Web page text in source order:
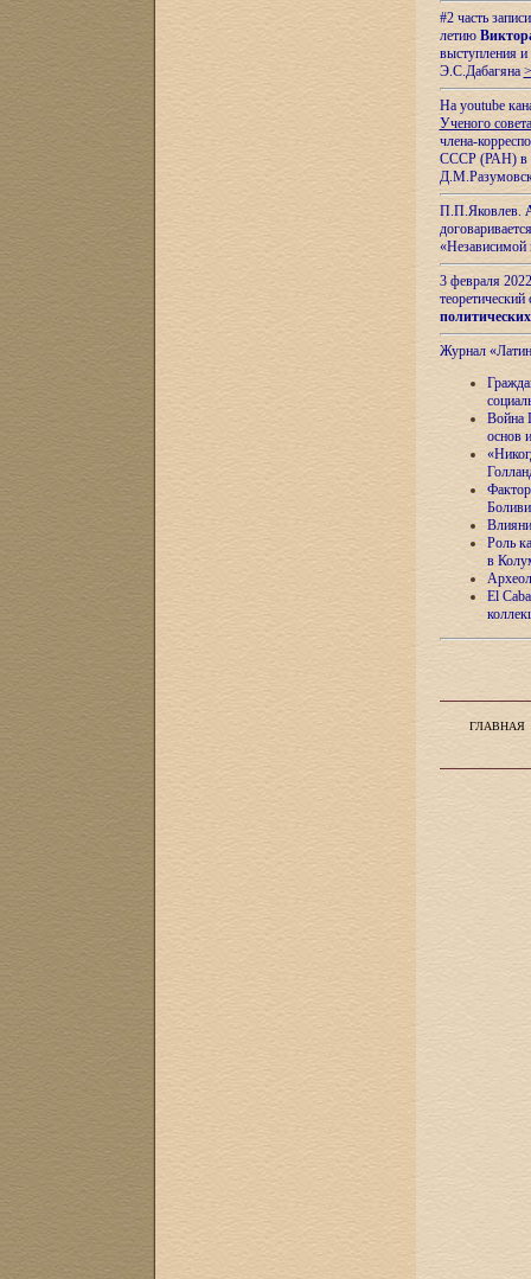
#2 часть
летию
выступления
Э.С.Дабагяна
На youtube
Ученого
члена-
СССР (РАН) в
П.П.Яковлев.
«Независимой
3 февраля
теоретический
Журнал
Война
основ
Роль
в
El
ГЛАВНАЯ